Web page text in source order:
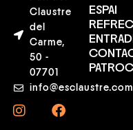
Claustre
del
Carme,
50 -
07701
info@esclaustre.com
ESPAI